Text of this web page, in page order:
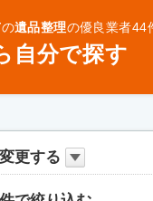
の遺品整理の優良業者44
自分で探す
更する